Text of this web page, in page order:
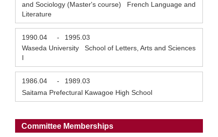
and Sociology (Master's course) French Language and
Literature
1990.04 -
1995.03
Waseda University School of Letters, Arts and Sciences
I
1986.04 -
1989.03
Saitama Prefectural Kawagoe High School
Committee Memberships